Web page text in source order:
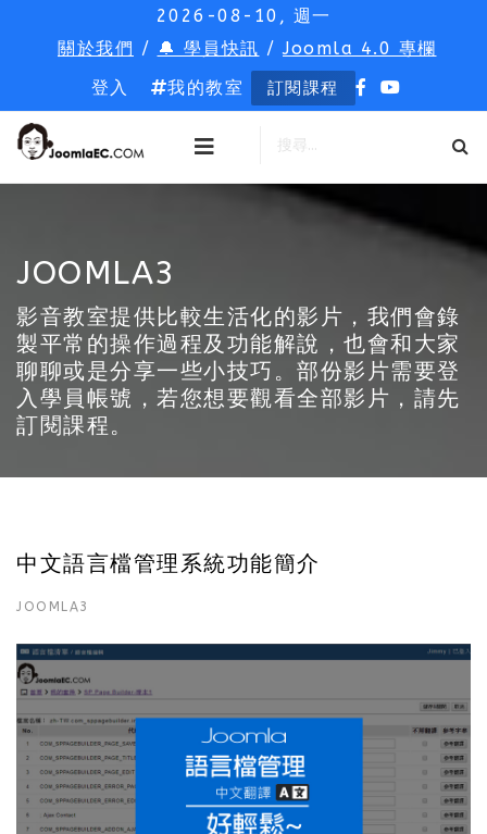
2026-08-10, 週一
關於我們 / 🔔 學員快訊 /Joomla 4.0 專欄
登入
我的教室 訂閱課程
JOOMLA3
影音教室提供比較生活化的影片，我們會錄
製平常的操作過程及功能解說，也會和大家
聊聊或是分享一些小技巧。部份影片需要登
入學員帳號，若您想要觀看全部影片，請先
訂閱課程。
中文語言檔管理系統功能簡介
JOOMLA3